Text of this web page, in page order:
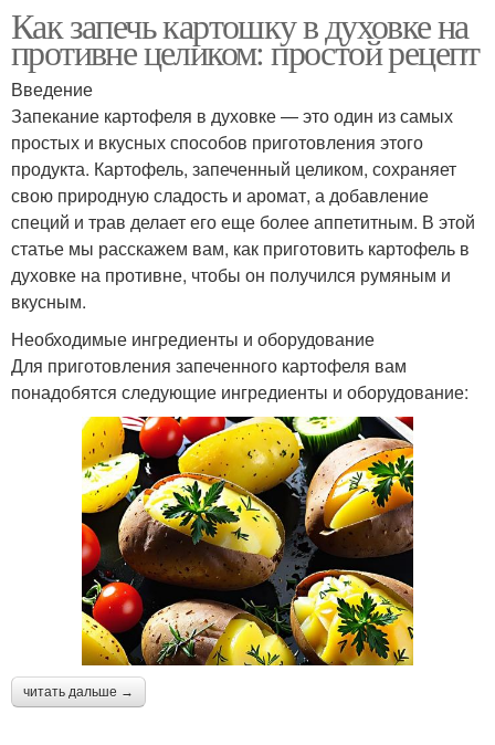
Как запечь картошку в духовке на
противне целиком: простой рецепт
Введение
Запекание картофеля в духовке — это один из самых
простых и вкусных способов приготовления этого
продукта. Картофель, запеченный целиком, сохраняет
свою природную сладость и аромат, а добавление
специй и трав делает его еще более аппетитным. В этой
статье мы расскажем вам, как приготовить картофель в
духовке на противне, чтобы он получился румяным и
вкусным.
Необходимые ингредиенты и оборудование
Для приготовления запеченного картофеля вам
понадобятся следующие ингредиенты и оборудование:
читать дальше →